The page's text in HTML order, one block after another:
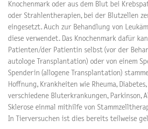
Knochenmark oder aus dem Blut bei
oder Strahlentherapien, bei der Blutzellen
eingesetzt. Auch zur Behandlung von
diese verwendet. Das Knochenmark dafür
Patienten/der Patientin selbst (vor der
autologe Transplantation) oder von einem
Spenderin (allogene Transplantation)
Hoffnung, Krankheiten wie Rheuma,
verschiedene Bluterkrankungen, Parkinson,
Sklerose einmal mithilfe von
In Tierversuchen ist dies bereits teilweise